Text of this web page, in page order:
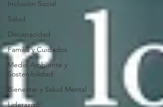
Inclusión Social
Salud
Discapacidad
Familia y Cuidados
Medio Ambiente y
Sostenibilidad
Bienestar y Salud Mental
Liderazgo